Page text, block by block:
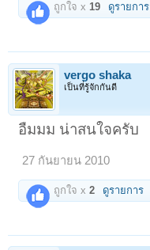
ถูกใจ x19 ดูรายการ
vergo shaka
เป็นที่รู้จักกันดี
อืมมม น่าสนใจครับ
27 กันยายน 2010
ถูกใจ x2 ดูรายการ